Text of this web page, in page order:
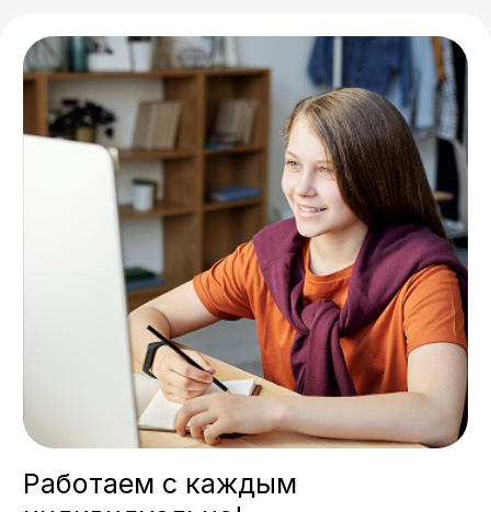
Вселяем уверенность!
Только действенные методики
общения с публикой и полное
чужих интонаций и манер
поведения.